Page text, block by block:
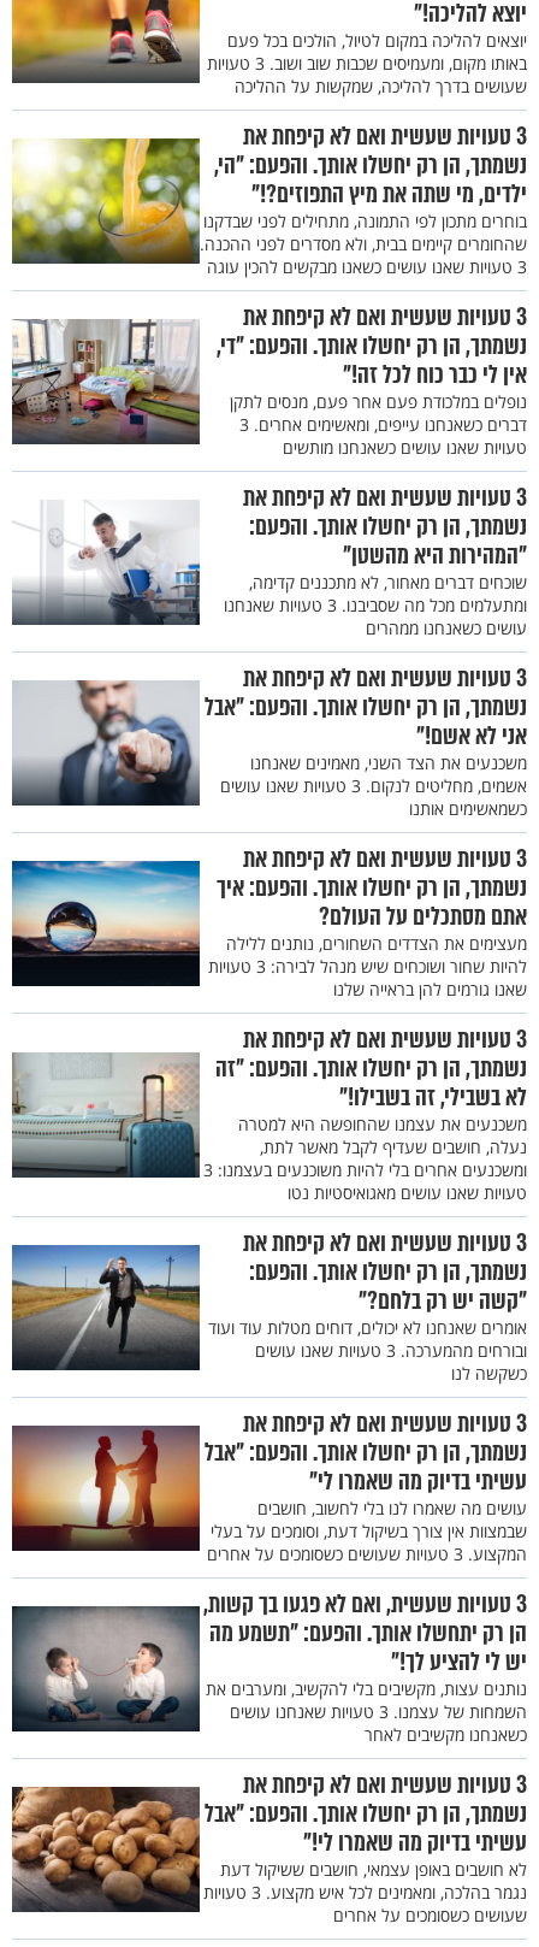
יוצא להליכה!"
יוצאים להליכה במקום לטיול, הולכים בכל פעם
באותו מקום, ומעמיסים שכבות שוב ושוב. 3 טעויות
שעושים בדרך להליכה, שמקשות על ההליכה
3 טעויות שעשית ואם לא קיפחת את
נשמתך, הן רק יחשלו אותך. והפעם: "הי,
ילדים, מי שתה את מיץ התפוזים?!"
בוחרים מתכון לפי התמונה, מתחילים לפני שבדקנו
שהחומרים קיימים בבית, ולא מסדרים לפני ההכנה.
3 טעויות שאנו עושים כשאנו מבקשים להכין עוגה
3 טעויות שעשית ואם לא קיפחת את
נשמתך, הן רק יחשלו אותך. והפעם: "די,
אין לי כבר כוח לכל זה!"
נופלים במלכודת פעם אחר פעם, מנסים לתקן
דברים כשאנחנו עייפים, ומאשימים אחרים. 3
טעויות שאנו עושים כשאנחנו מותשים
3 טעויות שעשית ואם לא קיפחת את
נשמתך, הן רק יחשלו אותך. והפעם:
"המהירות היא מהשטן"
שוכחים דברים מאחור, לא מתכננים קדימה,
ומתעלמים מכל מה שסביבנו. 3 טעויות שאנחנו
עושים כשאנחנו ממהרים
3 טעויות שעשית ואם לא קיפחת את
נשמתך, הן רק יחשלו אותך. והפעם: "אבל
אני לא אשם!"
משכנעים את הצד השני, מאמינים שאנחנו
אשמים, מחליטים לנקום. 3 טעויות שאנו עושים
כשמאשימים אותנו
3 טעויות שעשית ואם לא קיפחת את
נשמתך, הן רק יחשלו אותך. והפעם: איך
אתם מסתכלים על העולם?
מעצימים את הצדדים השחורים, נותנים ללילה
להיות שחור ושוכחים שיש מנהל לבירה: 3 טעויות
שאנו גורמים להן בראייה שלנו
3 טעויות שעשית ואם לא קיפחת את
נשמתך, הן רק יחשלו אותך. והפעם: "זה
לא בשבילי, זה בשבילו!"
משכנעים את עצמנו שהחופשה היא למטרה
נעלה, חושבים שעדיף לקבל מאשר לתת,
ומשכנעים אחרים בלי להיות משוכנעים בעצמנו: 3
טעויות שאנו עושים מאגואיסטיות נטו
3 טעויות שעשית ואם לא קיפחת את
נשמתך, הן רק יחשלו אותך. והפעם:
"קשה יש רק בלחם?"
אומרים שאנחנו לא יכולים, דוחים מטלות עוד ועוד
ובורחים מהמערכה. 3 טעויות שאנו עושים
כשקשה לנו
3 טעויות שעשית ואם לא קיפחת את
נשמתך, הן רק יחשלו אותך. והפעם: "אבל
עשיתי בדיוק מה שאמרו לי"
עושים מה שאמרו לנו בלי לחשוב, חושבים
שבמצוות אין צורך בשיקול דעת, וסומכים על בעלי
המקצוע. 3 טעויות שעושים כשסומכים על אחרים
3 טעויות שעשית, ואם לא פגעו בך קשות,
הן רק יתחשלו אותך. והפעם: "תשמע מה
יש לי להציע לך!"
נותנים עצות, מקשיבים בלי להקשיב, ומערבים את
השמחות של עצמנו. 3 טעויות שאנחנו עושים
כשאנחנו מקשיבים לאחר
3 טעויות שעשית ואם לא קיפחת את
נשמתך, הן רק יחשלו אותך. והפעם: "אבל
עשיתי בדיוק מה שאמרו לי!"
לא חושבים באופן עצמאי, חושבים ששיקול דעת
נגמר בהלכה, ומאמינים לכל איש מקצוע. 3 טעויות
שעושים כשסומכים על אחרים